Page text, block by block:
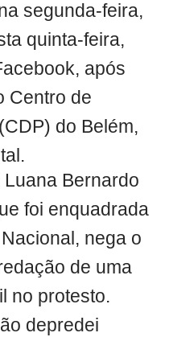
segunda-feira,
quinta-feira,
após
Centro de
do Belém,
Bernardo
foi enquadrada
nega o
de uma
no protesto.
depredei